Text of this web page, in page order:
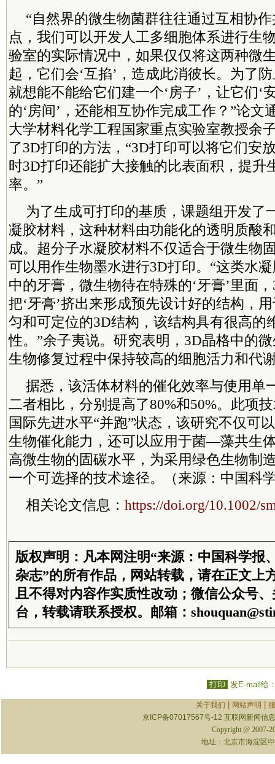
“自然界的微生物菌群往往通过互相协
点，我们可以开发人工多细胞体系进行生
验室的实际情况中，如果仅仅将这两种微
起，它们会‘互掐’，造成此消彼长。为了
就想能不能给它们建一个‘房子’，让它们‘
的‘房间’，还能相互协作完成工作？”论文
大学材料化学工程国家重点实验室教授余
了3D打印的方法，“3D打印可以将它们安
时3D打印还能扩大接触的比表面积，提升
率。”
为了生成可打印的基质，课题组开发了
凝胶材料，这种材料由功能化的透明质酸
成。超分子水凝胶材料不仅适合于微生物
可以用作生物墨水进行3D打印。“这类水
中的牙膏，微生物待在特殊的‘牙膏’里面
把‘牙膏’挤出来形成预先设计好的结构，
匀和可定位的3D结构，该结构具有很高的
性。”余子夷说。 研究表明，3D晶格中的
生物修复过程中保持较高的细胞活力和代
据悉，该活体材料的催化效率与使用单
二者相比，分别提高了80%和50%。此项
国际先进水平“并跑”状态，该研究不仅可
生物催化能力，还可以应用于菌—藻共生
高微生物的固碳水平，为采用绿色生物制
一个可选择的技术途径。（来源：中国科
相关论文信息： https://doi.org/10.1002/
版权声明：凡本网注明“来源：中国科学报
杂志”的所有作品，网站转载，请在正文上
且不得对内容作实质性改动；微信公众号
台，转载请联系授权。邮箱：
打印 发E-mail给
关于我们 网站声明
京ICP备07017567号-12 互联网新闻信
Copyright @ 2007-
地址：北京市海淀区